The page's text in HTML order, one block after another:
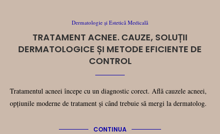
Dermatologie și Estetică Medicală
TRATAMENT ACNEE. CAUZE, SOLUȚII
DERMATOLOGICE ȘI METODE EFICIENTE DE
CONTROL
Tratamentul acneei începe cu un diagnostic corect. Află cauzele acneei,
opțiunile moderne de tratament și când trebuie să mergi la dermatolog.
CONTINUA